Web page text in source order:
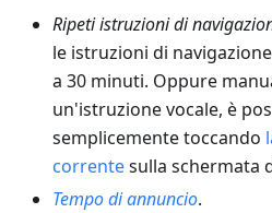
Ripeti istruzioni di
le istruzioni di
a 30 minuti. Oppure
un'istruzione vocale, è
semplicemente toccando
correntesulla schermata
Tempo di annuncio.